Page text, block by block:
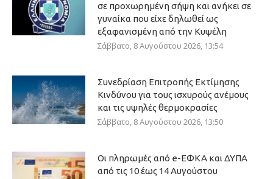
σε προχωρημένη σήψη και ανήκει σε
γυναίκα που είχε δηλωθεί ως
εξαφανισμένη από την Κυψέλη
Σάββατο, 8 Αυγούστου 2026, 13:54
Συνεδρίαση Επιτροπής Εκτίμησης
Κινδύνου για τους ισχυρούς ανέμους
και τις υψηλές θερμοκρασίες
Σάββατο, 8 Αυγούστου 2026, 13:50
Οι πληρωμές από e-ΕΦΚΑ και ΔΥΠΑ
από τις 10 έως 14 Αυγούστου